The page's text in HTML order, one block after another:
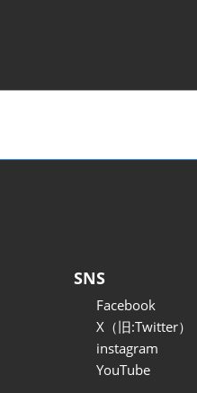
SNS
Facebook
X（旧:Twitter）
instagram
YouTube